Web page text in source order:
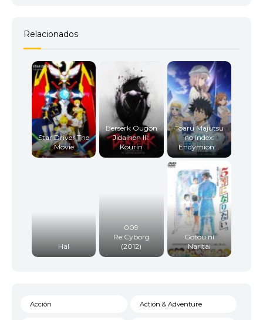
Relacionados
Star Driver The
Movie
Berserk Ougon
Jidaihen III:
Kourin
Toaru Majutsu
no Index:
Endymion...
Hal
009
Re:Cyborg
(2012)
Gotou ni
Naritai
Acción Action & Adventure